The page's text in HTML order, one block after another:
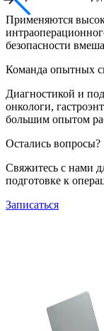
Применяются
безопасности
Команда опытных
Диагностикой и
онкологи,
большим опытом
Остались вопросы?
Свяжитесь с нами
подготовке к
Записаться